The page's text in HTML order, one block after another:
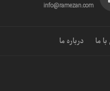
info@ramezan.com
ما درباره ما